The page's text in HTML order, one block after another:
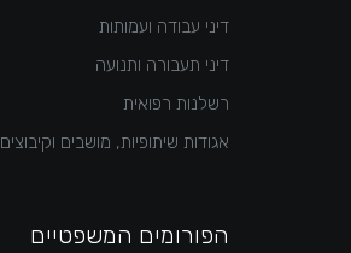
דיני עבודה ועמותות
דיני תעבורה ותנועה
רשלנות רפואית
אגודות שיתופיות, מושבים וקיבוצים
הפורומים המשפטיים